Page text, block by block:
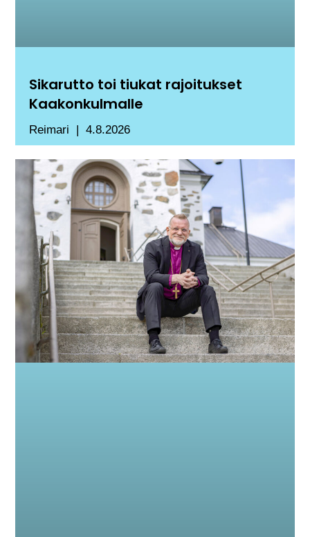
Sikarutto toi tiukat rajoitukset
Kaakonkulmalle
Reimari 4.8.2026